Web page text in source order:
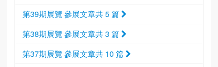
第39期展覽 參展文章共 5 篇
第38期展覽 參展文章共 3 篇
第37期展覽 參展文章共 10 篇